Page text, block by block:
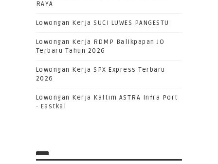
RAYA
Lowongan Kerja SUCI LUWES PANGESTU
Lowongan Kerja RDMP Balikpapan JO
Terbaru Tahun 2026
Lowongan Kerja SPX Express Terbaru
2026
Lowongan Kerja Kaltim ASTRA Infra Port
- Eastkal